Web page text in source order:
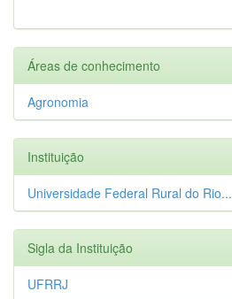
Áreas de conhecimento
Agronomia
Instituição
Universidade Federal Rural do Rio...
Sigla da Instituição
UFRRJ